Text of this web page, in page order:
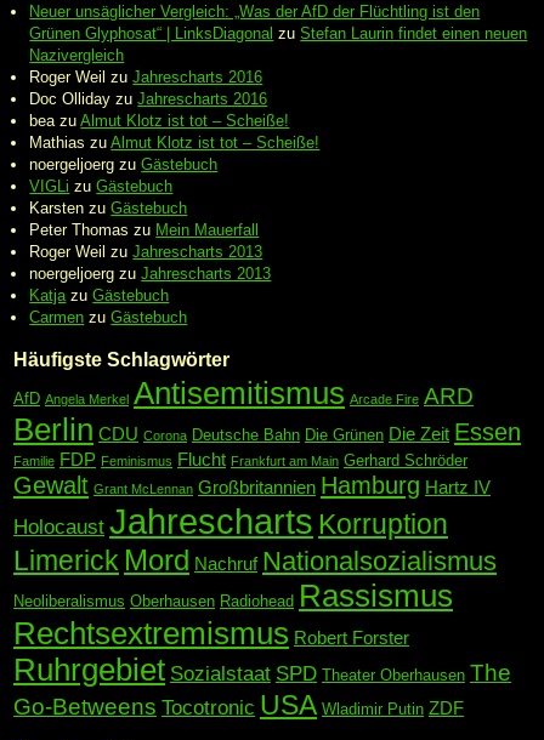
Neuer unsäglicher Vergleich: „Was der AfD der Flüchtling ist den
Grünen Glyphosat“ | LinksDiagonal zuStefan Laurin findet einen neuen
Nazivergleich
Roger Weil zuJahrescharts 2016
Doc Olliday zuJahrescharts 2016
bea zuAlmut Klotz ist tot – Scheiße!
Mathias zuAlmut Klotz ist tot – Scheiße!
noergeljoerg zuGästebuch
VIGLi zuGästebuch
Karsten zuGästebuch
Peter Thomas zu Mein Mauerfall
Roger Weil zuJahrescharts 2013
noergeljoerg zuJahrescharts 2013
Katja zuGästebuch
Carmen zuGästebuch
Häufigste Schlagwörter
AfD Angela Merkel Antisemitismus Arcade Fire ARD
Berlin CDU Corona Deutsche Bahn Die Grünen Die Zeit Essen
Familie FDP Feminismus Flucht Frankfurt am Main Gerhard Schröder
Gewalt Grant McLennan Großbritannien Hamburg Hartz IV
Holocaust Jahrescharts Korruption
Limerick Mord Nachruf Nationalsozialismus
Neoliberalismus Oberhausen Radiohead Rassismus
Rechtsextremismus Robert Forster
Ruhrgebiet Sozialstaat SPD Theater Oberhausen The
Go-Betweens Tocotronic USA Wladimir Putin ZDF